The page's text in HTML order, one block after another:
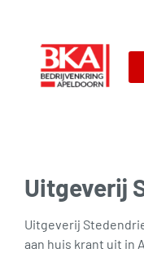
Uitgeverij
Uitgeverij
aan huis krant uit in